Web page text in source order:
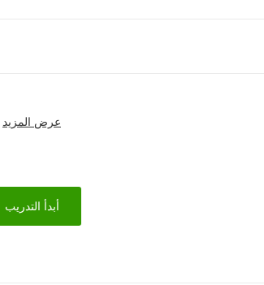
عرض المزيد
أبدأ التدريب